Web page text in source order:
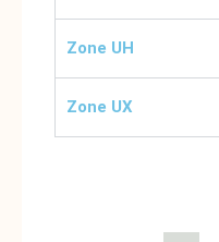
Zone UH
Zone UX